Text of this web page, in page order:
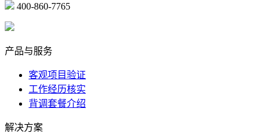
400-860-7765
产品与服务
客观项目验证
工作经历核实
背调套餐介绍
解决方案